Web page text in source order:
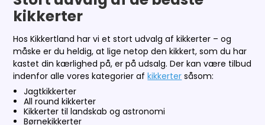
kikkerter
Hos Kikkertland har vi et stort udvalg af kikkerter – og
måske er du heldig, at lige netop den kikkert, som du har
kastet din kærlighed på, er på udsalg. Der kan være tilbud
indenfor alle vores kategorier afkikkerter såsom:
Jagtkikkerter
All round kikkerter
Kikkerter til landskab og astronomi
Børnekikkerter